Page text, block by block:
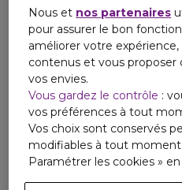
Nous et nos partenaires
pour assurer le bon
améliorer votre expérience,
contenus et vous proposer
vos envies.
Vous gardez le contrôle :
vos préférences à tout
Vos choix sont conservés
modifiables à tout moment
Paramétrer les cookies »